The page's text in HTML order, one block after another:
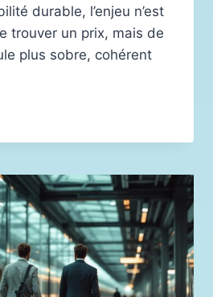
durable, l’enjeu n’est
trouver un prix, mais de
plus sobre, cohérent